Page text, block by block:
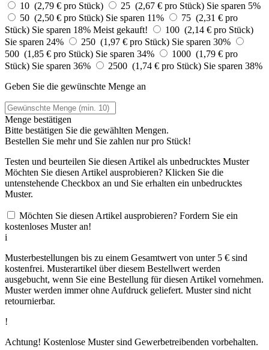
10 (2,79 € pro Stück)
25 (2,67 € pro Stück) Sie sparen 5%
50 (2,50 € pro Stück) Sie sparen 11%
75 (2,31 € pro
Stück) Sie sparen 18% Meist gekauft!
100 (2,14 € pro Stück)
Sie sparen 24%
250 (1,97 € pro Stück) Sie sparen 30%
500 (1,85 € pro Stück) Sie sparen 34%
1000 (1,79 € pro
Stück) Sie sparen 36% 2500 (1,74 € pro Stück) Sie sparen 38%
Geben Sie die gewünschte Menge an
Menge bestätigen
Bitte bestätigen Sie die gewählten Mengen.
Bestellen Sie mehr und Sie zahlen nurpro Stück!
Testen und beurteilen Sie diesen Artikel als unbedrucktes Muster
Möchten Sie diesen Artikel ausprobieren? Klicken Sie die
untenstehende Checkbox an und Sie erhalten ein unbedrucktes
Muster.
Möchten Sie diesen Artikel ausprobieren? Fordern Sie ein
kostenloses Muster an!
i
Musterbestellungen bis zu einem Gesamtwert von unter 5 € sind
kostenfrei. Musterartikel über diesem Bestellwert werden
ausgebucht, wenn Sie eine Bestellung für diesen Artikel vornehmen.
Muster werden immer ohne Aufdruck geliefert. Muster sind nicht
retournierbar.
!
Achtung! Kostenlose Muster sind Gewerbetreibenden vorbehalten.